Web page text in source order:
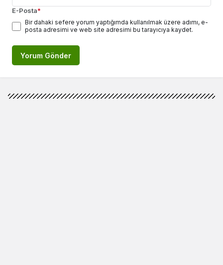
E-Posta*
Bir dahaki sefere yorum yaptığımda kullanılmak üzere adımı, e-
posta adresimi ve web site adresimi bu tarayıcıya kaydet.
Yorum Gönder